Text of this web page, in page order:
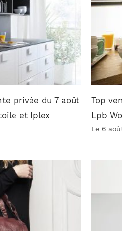
privée du 7 août
et Iplex
Top
Lpb
Le 6